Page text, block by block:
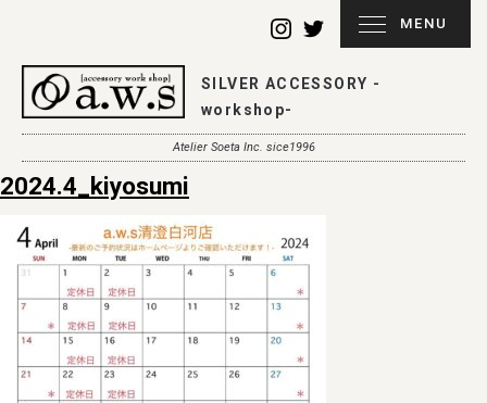
SILVER ACCESSORY -
workshop-
Atelier Soeta Inc. sice1996
MENU
2024.4_kiyosumi